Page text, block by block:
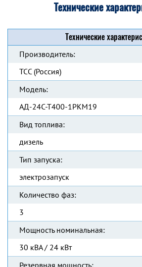
Технические
Технические
Производитель:
ТСС (Россия)
Модель:
АД-24С-Т400-1РКМ19
Вид топлива:
дизель
Тип запуска:
электрозапуск
Количество фаз:
3
Мощность номинальная:
30 кВА / 24 кВт
Резервная мощность: